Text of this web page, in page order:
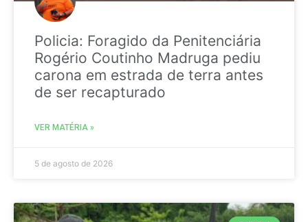
Policia: Foragido da Penitenciária
Rogério Coutinho Madruga pediu
carona em estrada de terra antes
de ser recapturado
VER MATÉRIA »
5 de agosto de 2026